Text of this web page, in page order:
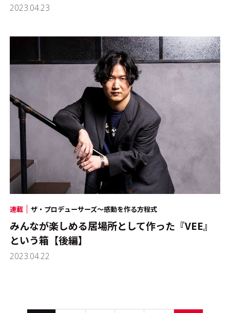
2023.04.23
連載 ザ・プロデューサーズ～感動を作る方程式
みんなが楽しめる居場所として作った『VEE』
という箱【後編】
2023.04.22